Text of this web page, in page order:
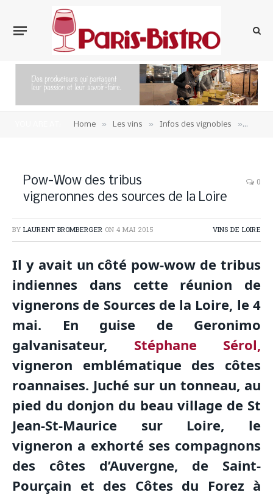
Home » Les vins » Infos des vignobles »
Pow-Wow des tribus
vigneronnes des sources de la Loire
0
BY LAURENT BROMBERGER ON 4 MAI 2015 VINS DE LOIRE
Il y avait un côté pow-wow de tribus
indiennes dans cette réunion de
vignerons de Sources de la Loire, le 4
mai. En guise de Geronimo
galvanisateur, Stéphane Sérol,
vigneron emblématique des côtes
roannaises. Juché sur un tonneau, au
pied du donjon du beau village de St
Jean-St-Maurice sur Loire, le
vigneron a exhorté ses compagnons
des côtes d’Auvergne, de Saint-
Pourçain et des Côtes du Forez à